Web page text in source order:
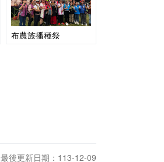
布農族播種祭
最後更新日期：113-12-09